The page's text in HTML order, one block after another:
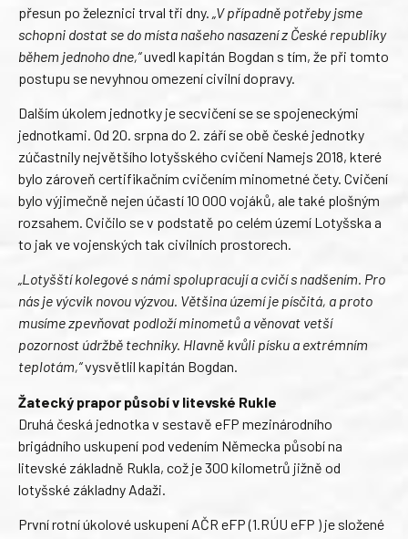
přesun po železnici trval tři dny. „V případně potřeby jsme
schopni dostat se do místa našeho nasazení z České republiky
během jednoho dne,“uvedl kapitán Bogdan s tím, že při tomto
postupu se nevyhnou omezení civilní dopravy.
Dalším úkolem jednotky je secvičení se se spojeneckými
jednotkami. Od 20. srpna do 2. září se obě české jednotky
zúčastnily největšího lotyšského cvičení Namejs 2018, které
bylo zároveň certifikačním cvičením minometné čety. Cvičení
bylo výjimečně nejen účastí 10 000 vojáků, ale také plošným
rozsahem. Cvičilo se v podstatě po celém území Lotyšska a
to jak ve vojenských tak civilních prostorech.
„Lotyšští kolegové s námi spolupracují a cvičí s nadšením. Pro
nás je výcvik novou výzvou. Většina území je písčitá, a proto
musíme zpevňovat podloží minometů a věnovat vetší
pozornost údržbě techniky. Hlavně kvůli písku a extrémním
teplotám,“vysvětlil kapitán Bogdan.
Žatecký prapor působí v litevské Rukle
Druhá česká jednotka v sestavě eFP mezinárodního
brigádního uskupení pod vedením Německa působí na
litevské základně Rukla, což je 300 kilometrů jižně od
lotyšské základny Adaži.
První rotní úkolové uskupení AČR eFP (1.RÚU eFP ) je složené